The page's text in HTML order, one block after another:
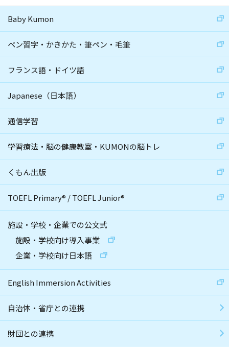
Baby Kumon
ペン習字・かきかた・筆ペン・毛筆
フランス語・ドイツ語
Japanese（日本語）
通信学習
学習療法・脳の健康教室・KUMONの脳トレ
くもん出版
TOEFL Primary® /TOEFL Junior®
施設・学校・企業での公文式
施設・学校向け導入事業
企業・学校向け日本語
English Immersion Activities
自治体・省庁との連携
財団との連携